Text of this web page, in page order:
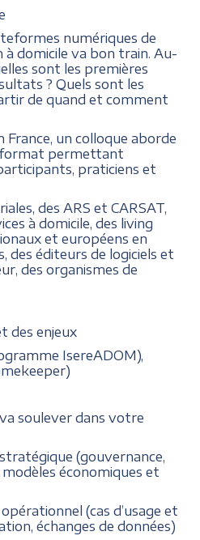
numériques de
à domicile va bon train. Au-
sont les premières
? Quels sont les
de quand et comment
France, un colloque aborde
format permettant
praticiens et
des ARS et CARSAT,
à domicile, des living
et européens en
des éditeurs de logiciels et
des organismes de
des enjeux
IsereADOM),
soulever dans votre
(gouvernance,
économiques et
(cas d’usage et
échanges de données)